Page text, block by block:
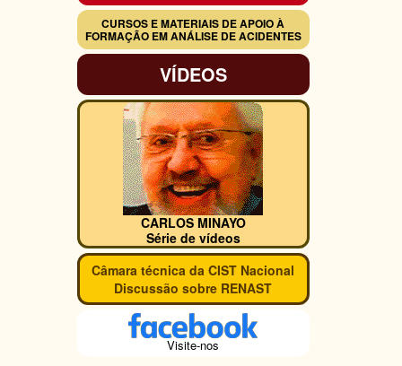
CURSOS E MATERIAIS DE APOIO À
FORMAÇÃO EM ANÁLISE DE ACIDENTES
VÍDEOS
CARLOS MINAYO
Série de vídeos
Câmara técnica da CIST Nacional
Discussão sobre RENAST
Visite-nos